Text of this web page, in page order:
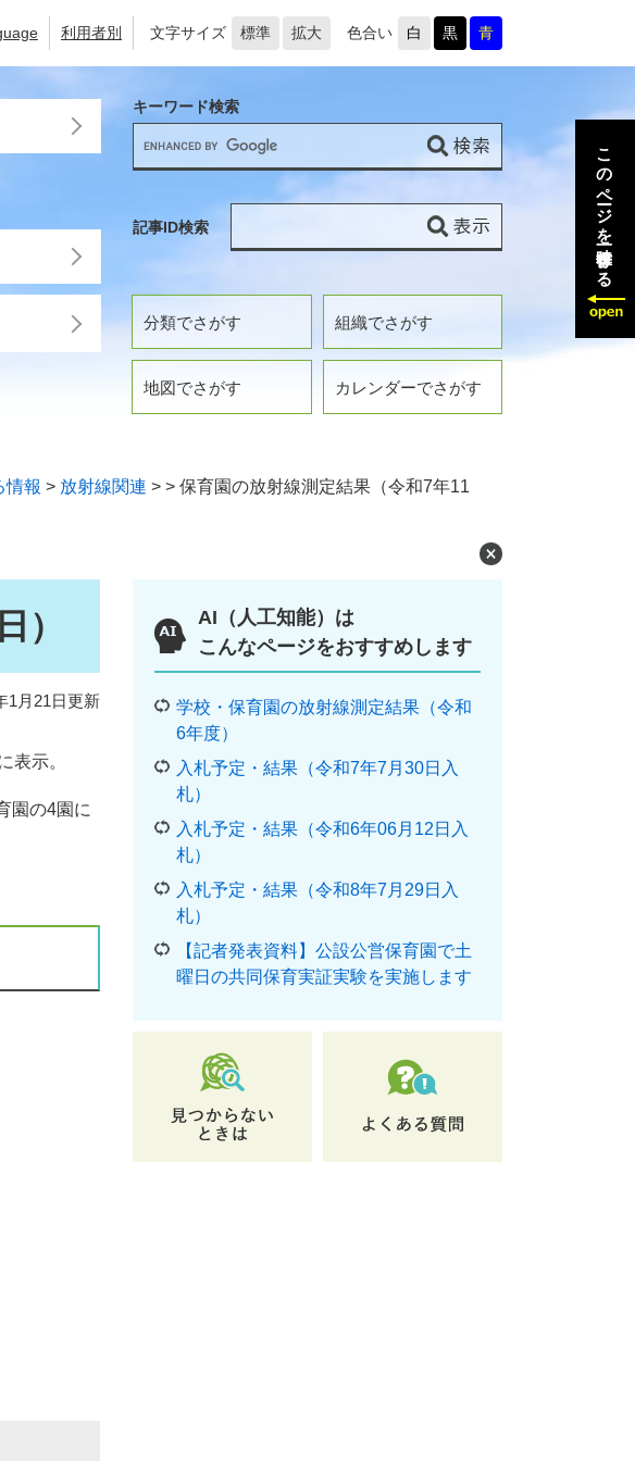
利用者別 文字サイズ 標準 拡大 色合い 白 黒 青
分類でさがす 組織でさがす
地図でさがす カレンダーでさがす
キーワード検索
記事ID検索
情報 > 放射線関連 > > 保育園の放射線測定結果（令和7年11
）
1月21日更新
表示。
園の4園に
AI（人工知能）は
こんなページをおすすめします
学校・保育園の放射線測定結果（令和
6年度）
入札予定・結果（令和7年7月30日入
札）
入札予定・結果（令和6年06月12日入
札）
入札予定・結果（令和8年7月29日入
札）
【記者発表資料】公設公営保育園で土
曜日の共同保育実証実験を実施します
このページを一時保存する